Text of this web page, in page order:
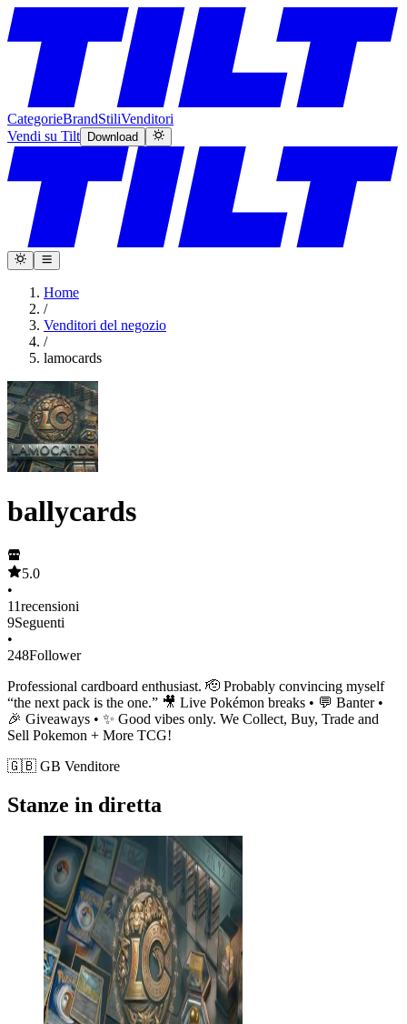
CategorieBrandStiliVenditori
Vendi su Tilt
Download
Home
/
Venditori del negozio
/
lamocards
ballycards
5.0
•
11recensioni
9Seguenti
•
248Follower
Professional cardboard enthusiast. 🫡 Probably convincing myself
“the next pack is the one.” 🎥 Live Pokémon breaks • 💬 Banter •
🎉 Giveaways • ✨ Good vibes only. We Collect, Buy, Trade and
Sell Pokemon + More TCG!
🇬🇧 GB Venditore
Stanze in diretta